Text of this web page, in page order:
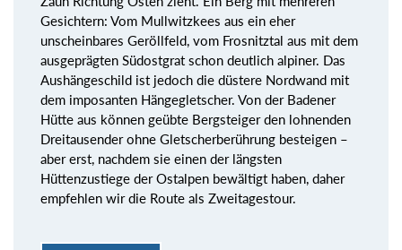
Gesichtern: Vom Mullwitzkees aus ein eher
unscheinbares Geröllfeld, vom Frosnitztal aus mit dem
ausgeprägten Südostgrat schon deutlich alpiner. Das
Aushängeschild ist jedoch die düstere Nordwand mit
dem imposanten Hängegletscher. Von der Badener
Hütte aus können geübte Bergsteiger den lohnenden
Dreitausender ohne Gletscherberührung besteigen –
aber erst, nachdem sie einen der längsten
Hüttenzustiege der Ostalpen bewältigt haben, daher
empfehlen wir die Route als Zweitagestour.